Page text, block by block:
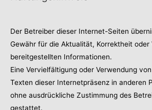
Der Betreiber dieser Internet-Seiten
Gewähr für die Aktualität, Korrektheit oder
bereitgestellten Informationen.
Eine Vervielfältigung oder Verwendung
Texten dieser Internetpräsenz in anderen
ohne ausdrückliche Zustimmung des
gestattet.